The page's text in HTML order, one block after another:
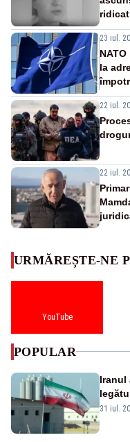
23 iul.
la
22 iul.
22 iul.
URMĂREȘTE-NE
YouTube
POPULAR
Iranul
SUA
31 iul.